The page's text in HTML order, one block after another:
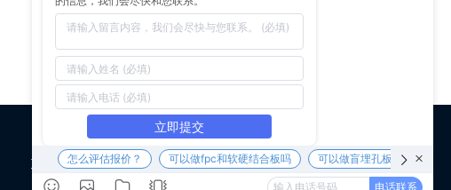
联系我们